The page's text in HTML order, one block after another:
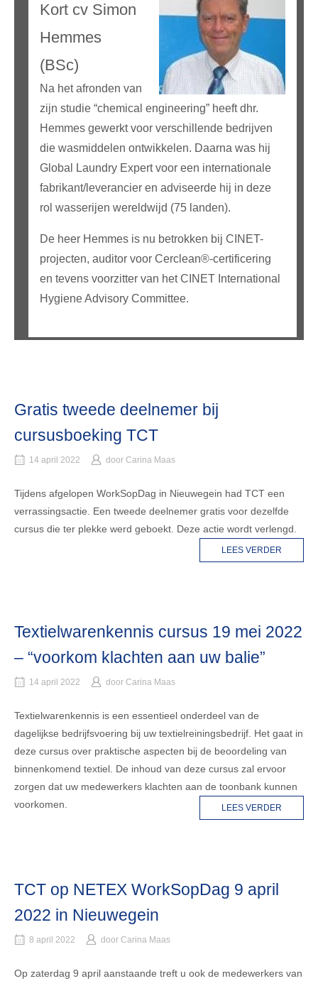
Kort cv Simon
Hemmes
(BSc)
Na het afronden van
zijn studie “chemical engineering” heeft dhr.
Hemmes gewerkt voor verschillende bedrijven
die wasmiddelen ontwikkelen. Daarna was hij
Global Laundry Expert voor een internationale
fabrikant/leverancier en adviseerde hij in deze
rol wasserijen wereldwijd (75 landen).
De heer Hemmes is nu betrokken bij CINET-
projecten, auditor voor Cerclean®-certificering
en tevens voorzitter van het CINET International
Hygiene Advisory Committee.
Gratis tweede deelnemer bij
cursusboeking TCT
14 april 2022 door Carina Maas
Tijdens afgelopen WorkSopDag in Nieuwegein had TCT een
verrassingsactie. Een tweede deelnemer gratis voor dezelfde
cursus die ter plekke werd geboekt. Deze actie wordt verlengd.
LEES VERDER
Textielwarenkennis cursus 19 mei 2022
– “voorkom klachten aan uw balie”
14 april 2022 door Carina Maas
Textielwarenkennis is een essentieel onderdeel van de
dagelijkse bedrijfsvoering bij uw textielreiningsbedrijf. Het gaat in
deze cursus over praktische aspecten bij de beoordeling van
binnenkomend textiel. De inhoud van deze cursus zal ervoor
zorgen dat uw medewerkers klachten aan de toonbank kunnen
voorkomen.
LEES VERDER
TCT op NETEX WorkSopDag 9 april
2022 in Nieuwegein
8 april 2022 door Carina Maas
Op zaterdag 9 april aanstaande treft u ook de medewerkers van